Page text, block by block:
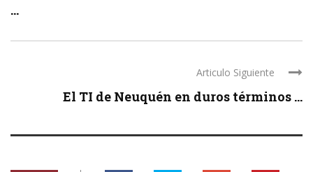
...
Articulo Siguiente
El TI de Neuquén en duros términos ...